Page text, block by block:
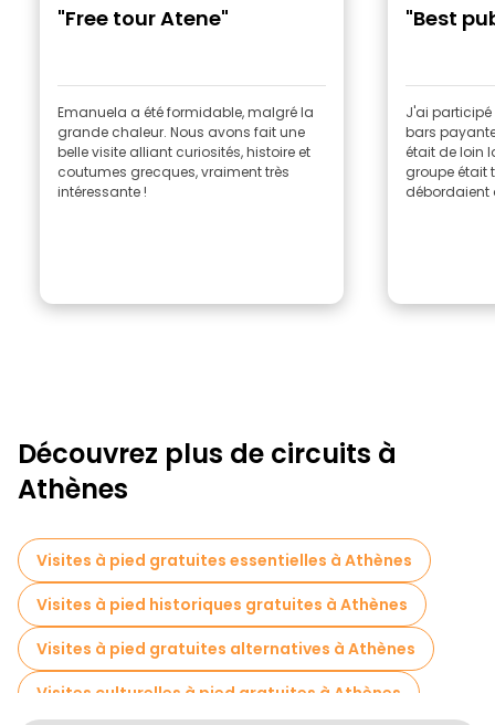
"Free tour Atene"
Emanuela a été formidable, malgré la
grande chaleur. Nous avons fait une
belle visite alliant curiosités, histoire et
coutumes grecques, vraiment très
intéressante !
"Best
J'ai
bars
était de loin
groupe était
débordaient
Découvrez plus de circuits à
Athènes
Visites à pied gratuites essentielles à Athènes
Visites à pied historiques gratuites à Athènes
Visites à pied gratuites alternatives à Athènes
Visites culturelles à pied gratuites à Athènes